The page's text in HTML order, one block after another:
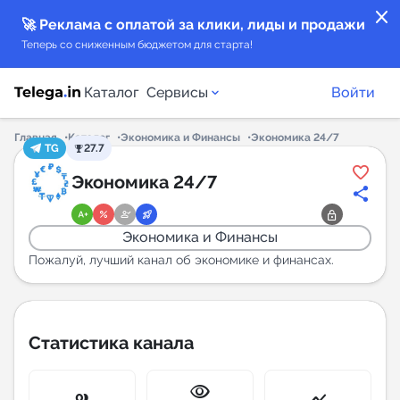
close
🚀 Реклама с оплатой за клики, лиды и продажи
Теперь со сниженным бюджетом для старта!
Каталог Сервисы
Каталог каналов
Каталог ботов
Горящие предложения
Индекс читаемости каналов в Telegram
New
Войти
Главная Каталог Экономика и Финансы
Экономика 24/7
TG
27.7
Экономика 24/7
Экономика и Финансы
Пожалуй, лучший канал об экономике и финансах.
Статистика канала
visibility